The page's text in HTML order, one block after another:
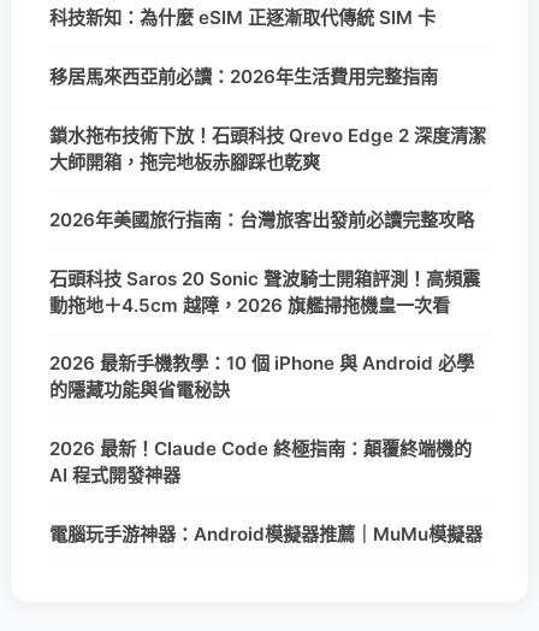
科技新知：為什麼 eSIM 正逐漸取代傳統 SIM 卡
移居馬來西亞前必讀：2026年生活費用完整指南
鎖水拖布技術下放！石頭科技 Qrevo Edge 2 深度清潔
大師開箱，拖完地板赤腳踩也乾爽
2026年美國旅行指南：台灣旅客出發前必讀完整攻略
石頭科技 Saros 20 Sonic 聲波騎士開箱評測！高頻震
動拖地＋4.5cm 越障，2026 旗艦掃拖機皇一次看
2026 最新手機教學：10 個 iPhone 與 Android 必學
的隱藏功能與省電秘訣
2026 最新！Claude Code 終極指南：顛覆終端機的
AI 程式開發神器
電腦玩手游神器：Android模擬器推薦｜MuMu模擬器